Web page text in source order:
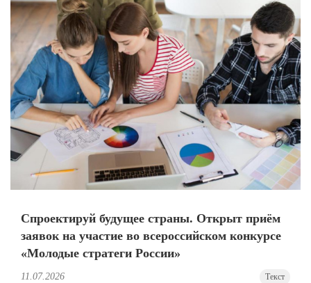
Спроектируй будущее страны. Открыт приём
заявок на участие во всероссийском конкурсе
«Молодые стратеги России»
11.07.2026 Текст